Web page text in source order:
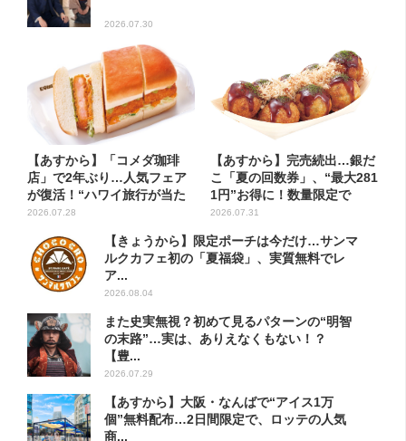
2026.07.30
【あすから】「コメダ珈琲
店」で2年ぶり…人気フェア
が復活！“ハワイ旅行が当た
る”...
2026.07.28
【あすから】完売続出…銀だ
こ「夏の回数券」、“最大281
1円”お得に！数量限定で
2026.07.31
【きょうから】限定ポーチは今だけ…サンマ
ルクカフェ初の「夏福袋」、実質無料でレ
ア...
2026.08.04
また史実無視？初めて見るパターンの“明智
の末路”…実は、ありえなくもない！？
【豊...
2026.07.29
【あすから】大阪・なんばで“アイス1万
個”無料配布…2日間限定で、ロッテの人気
商...